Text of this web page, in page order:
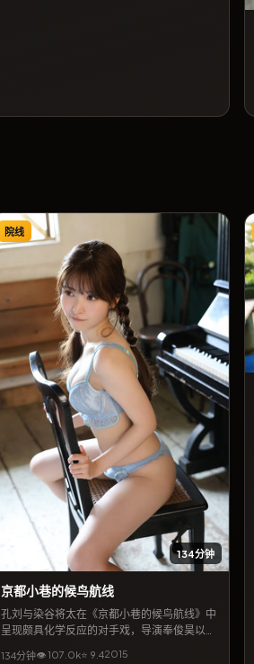
134分钟
院线
京都小巷的候鸟航线
孔刘与染谷将太在《京都小巷的候鸟航线》中
呈现颇具化学反应的对手戏，导演奉俊昊以中
134分钟👁107.0k⭐ 9.42015